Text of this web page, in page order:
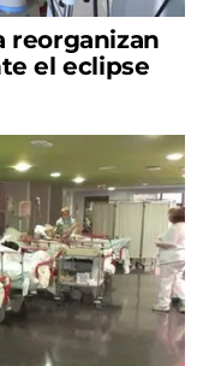
reorganizan
el eclipse